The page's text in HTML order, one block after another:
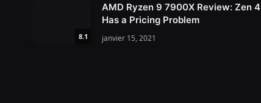
8.1
AMD Ryzen 9 7900X Review: Zen 4
Has a Pricing Problem
janvier 15, 2021